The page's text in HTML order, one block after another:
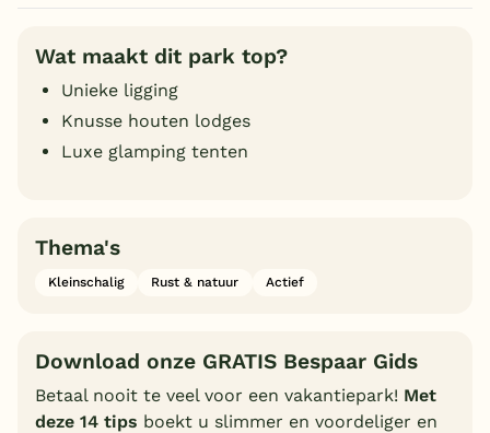
Wat maakt dit park top?
Unieke ligging
Knusse houten lodges
Luxe glamping tenten
Thema's
Kleinschalig Rust & natuur Actief
Download onze GRATIS Bespaar Gids
Betaal nooit te veel voor een vakantiepark! Met
deze 14 tips boekt u slimmer en voordeliger en